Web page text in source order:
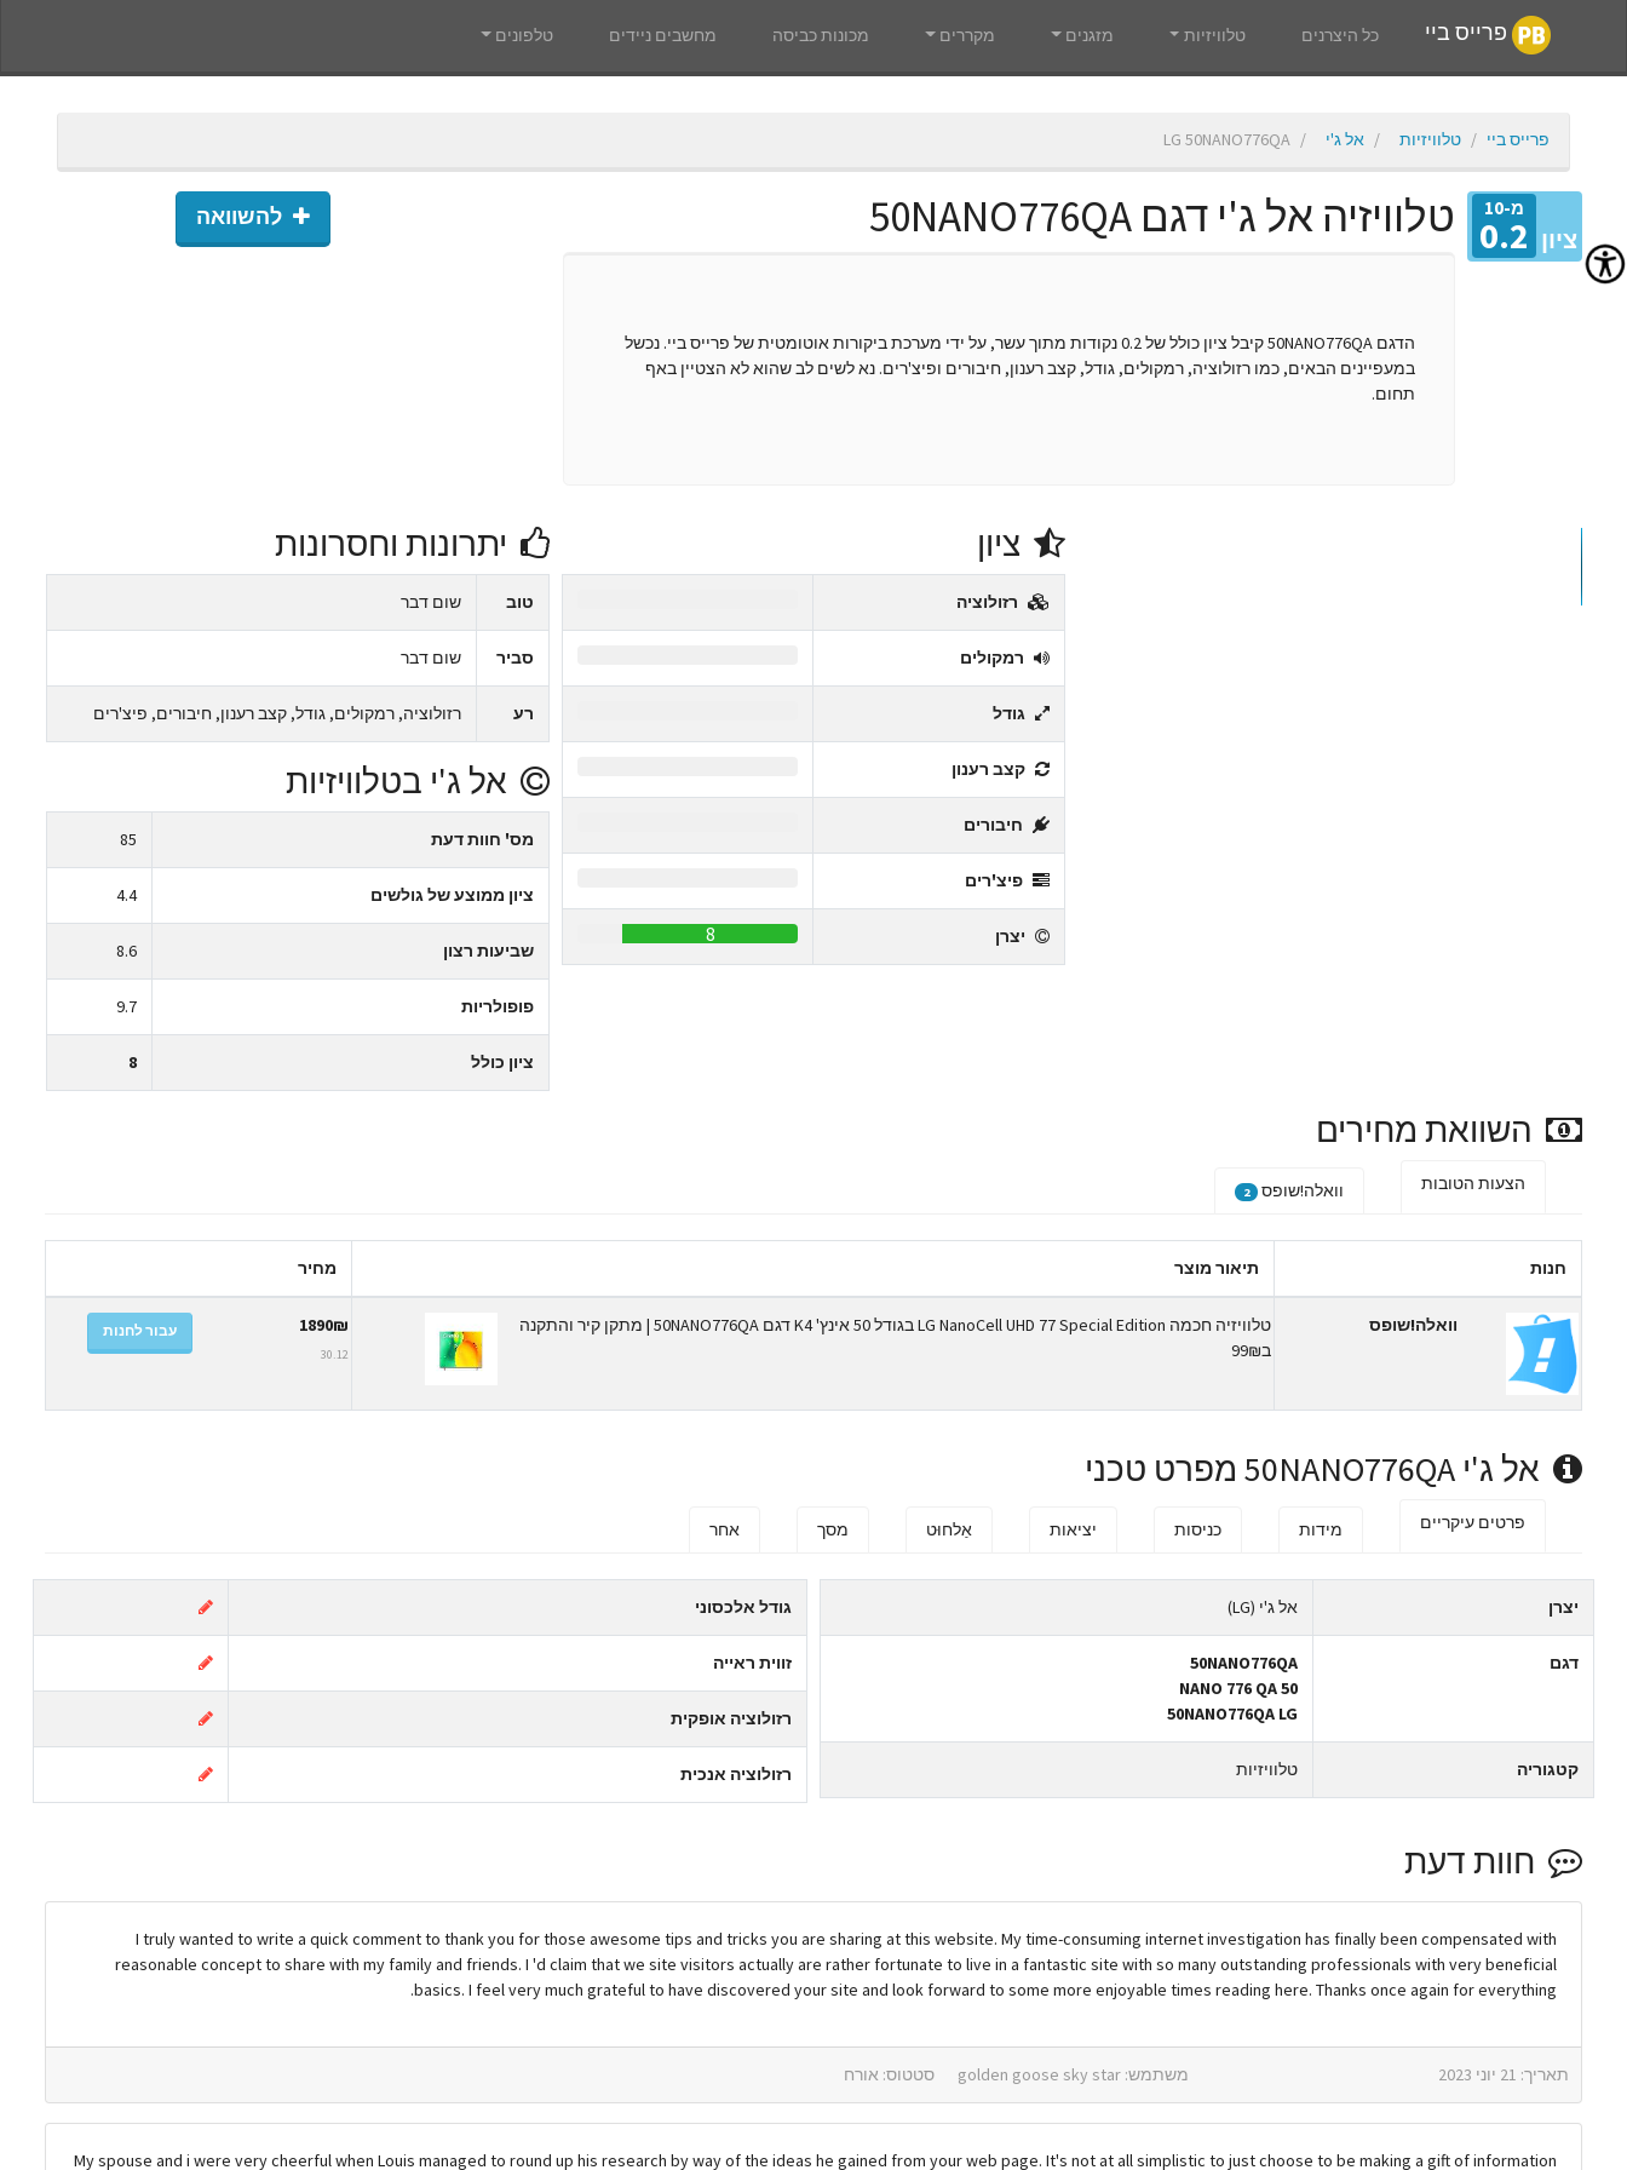
פרייס ביי כל היצרנים טלוויזיות מזגנים מקררים מכונות כביסה מחשבים ניידים טלפונים
פרייס ביי טלוויזיות אל ג'י LG 50NANO776QA
ציון
מ-10
0.2 טלוויזיה אל ג'י דגם 50NANO776QA
הדגם 50NANO776QA קיבל ציון כולל של 0.2 נקודות מתוך עשר, על ידי מערכת ביקורות אוטומטית של פרייס ביי. נכשל
במעפיינים הבאים, כמו רזולוציה, רמקולים, גודל, קצב רענון, חיבורים ופיצ'רים. נא לשים לב שהוא לא הצטיין באף
תחום.
להשוואה
ציון
רזולוציה
רמקולים
גודל
קצב רענון
חיבורים
פיצ'רים
יצרן 8
יתרונות וחסרונות
טוב שום דבר
סביר שום דבר
רע רזולוציה, רמקולים, גודל, קצב רענון, חיבורים, פיצ'רים
אל ג'י בטלוויזיות
מס' חוות דעת 85
ציון ממוצע של גולשים 4.4
שביעות רצון 8.6
פופולריות 9.7
ציון כולל 8
השוואת מחירים
הצעות הטובות וואלה!שופס 2
חנות תיאור מוצר מחיר
וואלה!שופס
טלוויזיה חכמה LG NanoCell UHD 77 Special Edition בגודל 50 אינץ' K4 דגם 50NANO776QA | מתקן קיר והתקנה
ב99₪
1890₪
30.12
עבור לחנות
אל ג'י 50NANO776QA מפרט טכני
פרטים עיקריים מידות כניסות יציאות אַלחוּט מסך אחר
יצרן אל ג'י (LG)
דגם
50NANO776QA
50 NANO 776 QA
50NANO776QA LG
קטגוריה טלוויזיות
גודל אלכסוני
זווית ראייה
רזולוציה אופקית
רזולוציה אנכית
חוות דעת
I truly wanted to write a quick comment to thank you for those awesome tips and tricks you are sharing at this website. My time-consuming internet investigation has finally been compensated with
reasonable concept to share with my family and friends. I 'd claim that we site visitors actually are rather fortunate to live in a fantastic site with so many outstanding professionals with very beneficial
basics. I feel very much grateful to have discovered your site and look forward to some more enjoyable times reading here. Thanks once again for everything.
תאריך: 21 יוני 2023 משתמש: golden goose sky star סטטוס: אורח
My spouse and i were very cheerful when Louis managed to round up his research by way of the ideas he gained from your web page. It's not at all simplistic to just choose to be making a gift of information